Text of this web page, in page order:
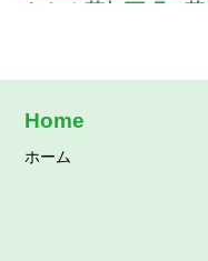
Home
ホーム